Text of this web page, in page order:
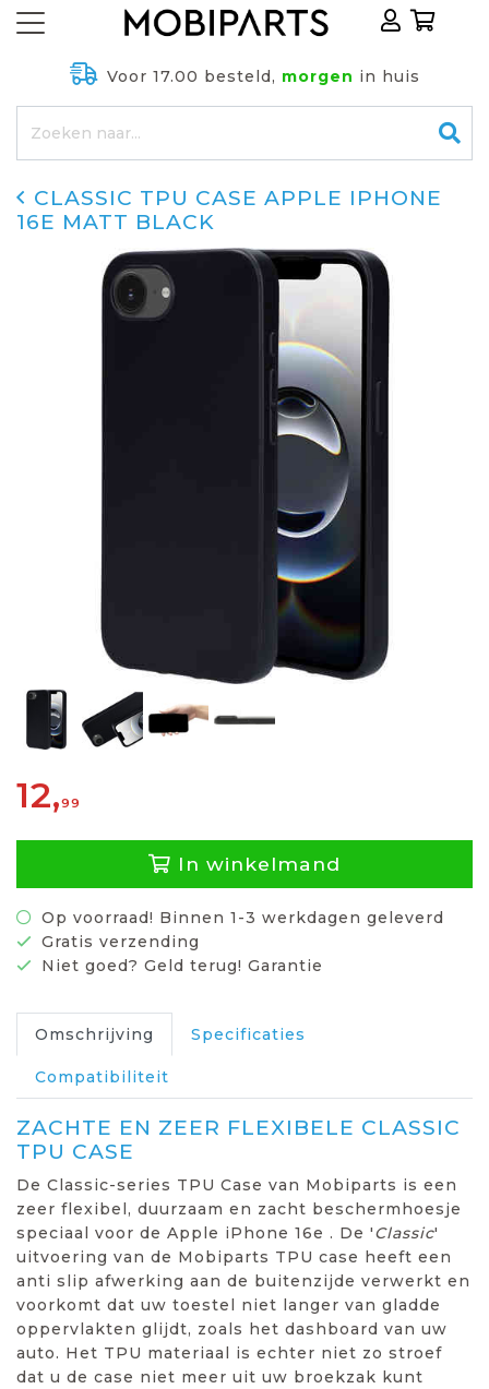
Voor 17.00 besteld, morgen in huis
CLASSIC TPU CASE APPLE IPHONE
16E MATT BLACK
12,99
In winkelmand
Op voorraad! Binnen 1-3 werkdagen geleverd
Gratis verzending
Niet goed? Geld terug! Garantie
Omschrijving Specificaties
Compatibiliteit
ZACHTE EN ZEER FLEXIBELE CLASSIC
TPU CASE
De Classic-series TPU Case van Mobiparts is een
zeer flexibel, duurzaam en zacht beschermhoesje
speciaal voor de Apple iPhone 16e . De 'Classic'
uitvoering van de Mobiparts TPU case heeft een
anti slip afwerking aan de buitenzijde verwerkt en
voorkomt dat uw toestel niet langer van gladde
oppervlakten glijdt, zoals het dashboard van uw
auto. Het TPU materiaal is echter niet zo stroef
dat u de case niet meer uit uw broekzak kunt